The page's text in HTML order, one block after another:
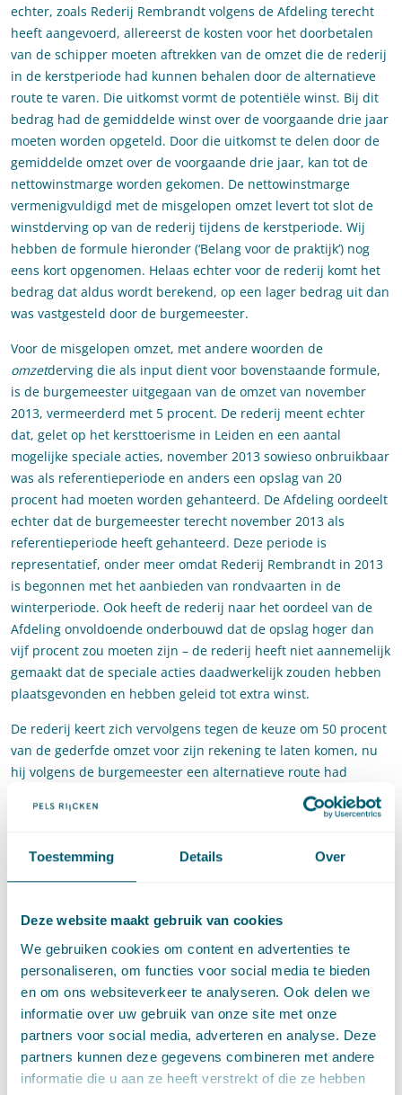
Toestemming Details Over
Deze website maakt gebruik van cookies
We gebruiken cookies om content en advertenties te
personaliseren, om functies voor social media te bieden
en om ons websiteverkeer te analyseren. Ook delen we
informatie over uw gebruik van onze site met onze
partners voor social media, adverteren en analyse. Deze
partners kunnen deze gegevens combineren met andere
informatie die u aan ze heeft verstrekt of die ze hebben
echter, zoals Rederij Rembrandt volgens de Afdeling terecht
heeft aangevoerd, allereerst de kosten voor het doorbetalen
van de schipper moeten aftrekken van de omzet die de rederij
in de kerstperiode had kunnen behalen door de alternatieve
route te varen. Die uitkomst vormt de potentiële winst. Bij dit
bedrag had de gemiddelde winst over de voorgaande drie jaar
moeten worden opgeteld. Door die uitkomst te delen door de
gemiddelde omzet over de voorgaande drie jaar, kan tot de
nettowinstmarge worden gekomen. De nettowinstmarge
vermenigvuldigd met de misgelopen omzet levert tot slot de
winstderving op van de rederij tijdens de kerstperiode. Wij
hebben de formule hieronder (‘Belang voor de praktijk’) nog
eens kort opgenomen. Helaas echter voor de rederij komt het
bedrag dat aldus wordt berekend, op een lager bedrag uit dan
was vastgesteld door de burgemeester.
Voor de misgelopen omzet, met andere woorden de
omzetderving die als input dient voor bovenstaande formule,
is de burgemeester uitgegaan van de omzet van november
2013, vermeerderd met 5 procent. De rederij meent echter
dat, gelet op het kersttoerisme in Leiden en een aantal
mogelijke speciale acties, november 2013 sowieso onbruikbaar
was als referentieperiode en anders een opslag van 20
procent had moeten worden gehanteerd. De Afdeling oordeelt
echter dat de burgemeester terecht november 2013 als
referentieperiode heeft gehanteerd. Deze periode is
representatief, onder meer omdat Rederij Rembrandt in 2013
is begonnen met het aanbieden van rondvaarten in de
winterperiode. Ook heeft de rederij naar het oordeel van de
Afdeling onvoldoende onderbouwd dat de opslag hoger dan
vijf procent zou moeten zijn – de rederij heeft niet aannemelijk
gemaakt dat de speciale acties daadwerkelijk zouden hebben
plaatsgevonden en hebben geleid tot extra winst.
De rederij keert zich vervolgens tegen de keuze om 50 procent
van de gederfde omzet voor zijn rekening te laten komen, nu
hij volgens de burgemeester een alternatieve route had
kunnen varen. Zonder succes – de Afdeling oordeelt dat de
burgemeester terecht een afslag van 50 procent heeft
rederij behoorde om te trachten omzet te behalen met een
alternatieve route. De rederij heeft in dat verband bovendien
klantenverlies en imagoschade zou leiden.
Op één punt schiet Rederij Rembrandt wel raak. Waar het gaat
om de kosten voor het aanpassen van het GPS-systeem voor
alternatieve routes oordeelt de Afdeling dat deze wél voor
vergoeding in aanmerking komen. De rederij heeft gesteld dat
voor het varen van een alternatieve route, het GPS-systeem
moet worden aangepast. Nu uit het voorgaande volgt dat van
Rederij Rembrandt schadebeperkend handelen werd verwacht